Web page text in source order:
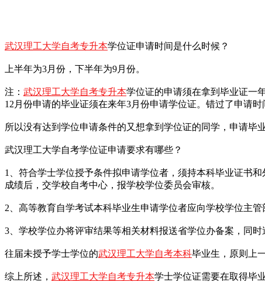
武汉理工大学自考专升本学位证申请时间是什么时候？
上半年为3月份，下半年为9月份。
注： 武汉理工大学自考专升本学位证的申请须在拿到毕业证一
12月份申请的毕业证须在来年3月份申请学位证。错过了申请时
所以没有达到学位申请条件的又想拿到学位证的同学，申请毕
武汉理工大学自考学位证申请要求有哪些？
1、符合学士学位授予条件拟申请学位者，须持本科毕业证书
成绩后，交学校自考中心，报学校学位委员会审核。
2、高等教育自学考试本科毕业生申请学位者应向学校学位主
3、学校学位办将评审结果等相关材料报送省学位办备案，同时
往届未授予学士学位的武汉理工大学自考本科毕业生，原则上
综上所述， 武汉理工大学自考专升本学士学位证需要在取得毕